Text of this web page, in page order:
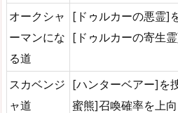
オークシャ
ーマンにな
る道
[ドゥルカーの悪霊]
[ドゥルカーの寄生
スカベンジ
ャ道
[ハンターベアー]を
蜜熊]召喚確率を上向